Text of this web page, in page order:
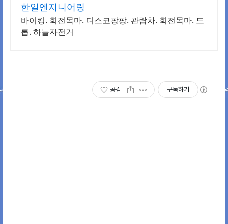
한일엔지니어링
바이킹. 회전목마. 디스코팡팡. 관람차. 회전목마. 드
롭. 하늘자전거
공감 구독하기